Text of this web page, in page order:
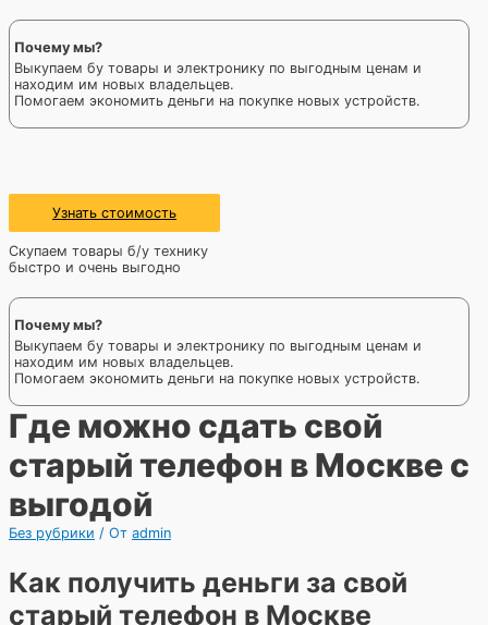
Почему мы?
Выкупаем бу товары и электронику по выгодным ценам и
находим им новых владельцев.
Помогаем экономить деньги на покупке новых устройств.
Узнать стоимость
Скупаем товары б/у технику
быстро и очень выгодно
Почему мы?
Выкупаем бу товары и электронику по выгодным ценам и
находим им новых владельцев.
Помогаем экономить деньги на покупке новых устройств.
Где можно сдать свой
старый телефон в Москве с
выгодой
Без рубрики / От admin
Как получить деньги за свой
старый телефон в Москве